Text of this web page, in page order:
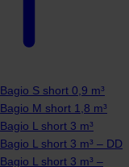
Bagio S short 0,9 m³
Bagio M short 1,8 m³
Bagio L short 3 m³
Bagio L short 3 m³ – DD
Bagio L short 3 m³ –